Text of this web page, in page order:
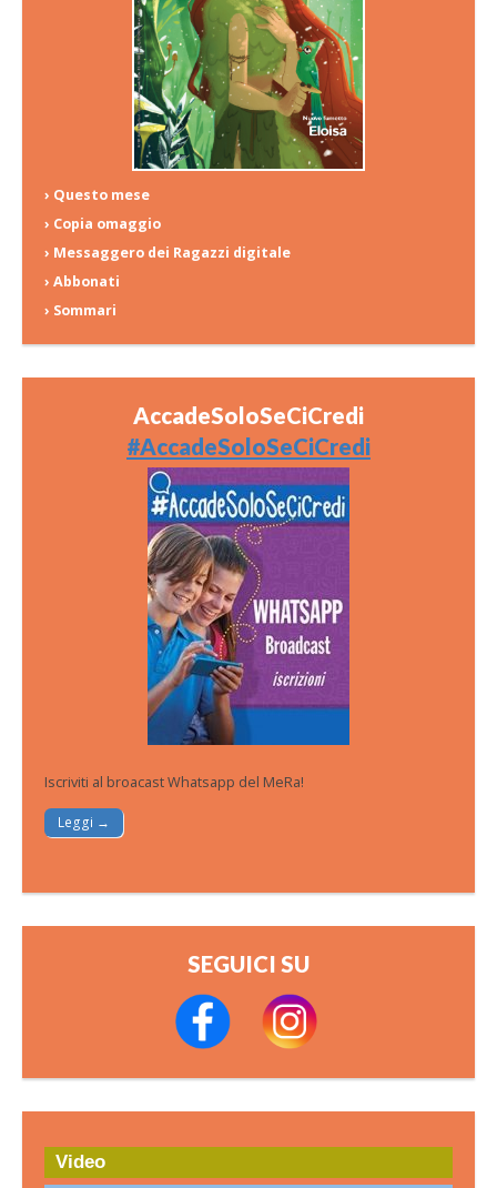
› Questo mese
› Copia omaggio
› Messaggero dei Ragazzi digitale
› Abbonati
› Sommari
AccadeSoloSeCiCredi
#AccadeSoloSeCiCredi
Iscriviti al broacast Whatsapp del MeRa!
Leggi →
SEGUICI SU
Video